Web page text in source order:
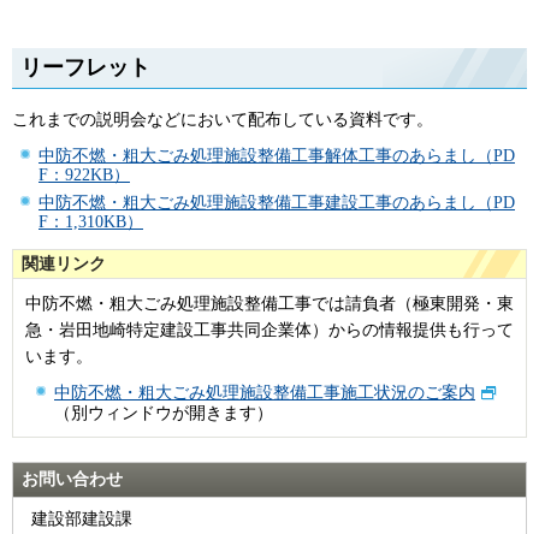
リーフレット
これまでの説明会などにおいて配布している資料です。
中防不燃・粗大ごみ処理施設整備工事解体工事のあらまし（PD
F：922KB）
中防不燃・粗大ごみ処理施設整備工事建設工事のあらまし（PD
F：1,310KB）
関連リンク
中防不燃・粗大ごみ処理施設整備工事では請負者（極東開発・東
急・岩田地崎特定建設工事共同企業体）からの情報提供も行って
います。
中防不燃・粗大ごみ処理施設整備工事施工状況のご案内
（別ウィンドウが開きます）
お問い合わせ
建設部建設課